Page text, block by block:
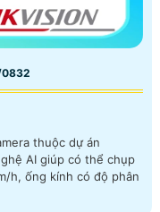
0832
thuộc dự án
AI giúp có thể chụp
h, ống kính có độ phân